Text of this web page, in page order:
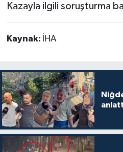
Kazayla ilgili soruşturma
Kaynak: İHA